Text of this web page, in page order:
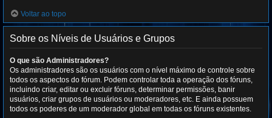
Voltar ao topo
Sobre os Níveis de Usuários e Grupos
O que são Administradores?
Os administradores são os usuários com o nível máximo de controle sobre
todos os aspectos do fórum. Podem controlar toda a operação dos fóruns,
incluindo criar, editar ou excluir fóruns, determinar permissões, banir
usuários, criar grupos de usuários ou moderadores, etc. E ainda possuem
todos os poderes de um moderador global em todas os fóruns existentes.